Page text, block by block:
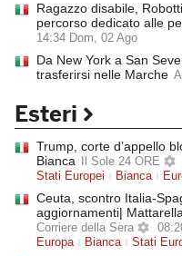
Ragazzo disabile,
percorso dedicato alle
14:34 Dom, 02 Ago
Da New York a San
trasferirsi nelle Marche
Esteri
Trump, corte d’appello
Bianca
Il Sole 24 ORE
Stati Europei
Bianca
Ceuta, scontro Italia-
aggiornamenti|
Corriere della Sera
Europa
Bianca Stati